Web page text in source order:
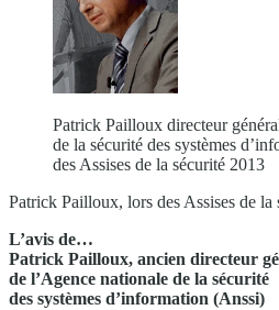
Patrick Pailloux directeur
de la sécurité des systèmes
des Assises de la sécurité 2013
Patrick Pailloux, lors des Assises de
L’avis de…
Patrick Pailloux, ancien directeur
de l’Agence nationale de la sécurité
des systèmes d’information (Anssi)